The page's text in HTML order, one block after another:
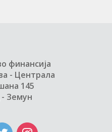
финансија
- Централа
145
Земун